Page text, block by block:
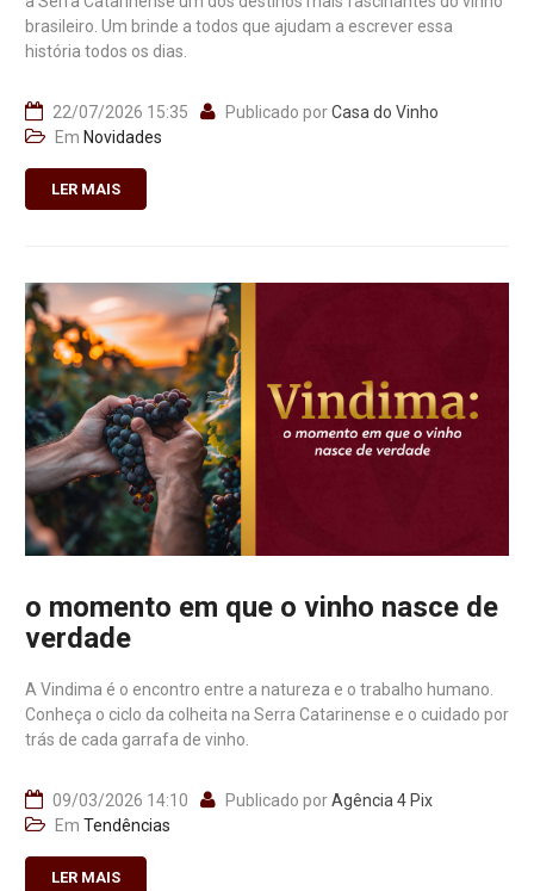
brasileiro. Um brinde a todos que ajudam a escrever essa
história todos os dias.
22/07/2026 15:35 Publicado porCasa do Vinho
Em Novidades
LER MAIS
o momento em que o vinho nasce de
verdade
A Vindima é o encontro entre a natureza e o trabalho humano.
Conheça o ciclo da colheita na Serra Catarinense e o cuidado por
trás de cada garrafa de vinho.
09/03/2026 14:10 Publicado porAgência 4 Pix
Em Tendências
LER MAIS